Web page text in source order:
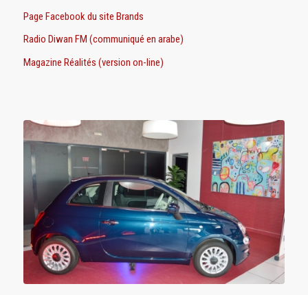
Page Facebook du site Brands
Radio Diwan FM (communiqué en arabe)
Magazine Réalités (version on-line)